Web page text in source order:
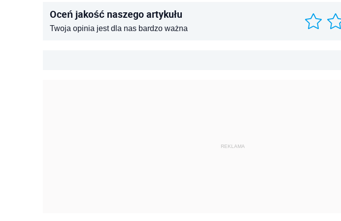
Oceń jakość naszego artykułu
Twoja opinia jest dla nas bardzo ważna
REKLAMA